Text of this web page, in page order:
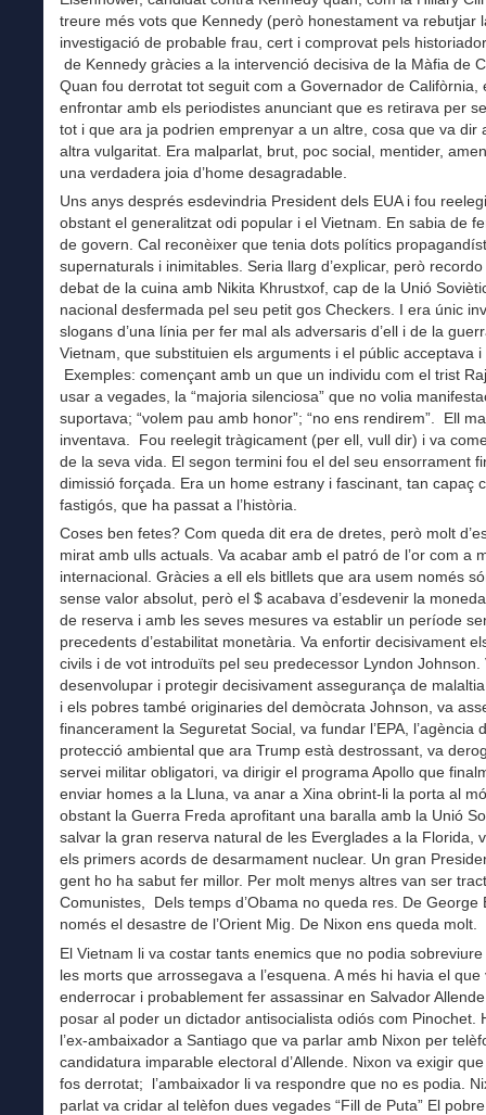
treure més vots que Kennedy (però honestament va rebutjar
investigació de probable frau, cert i comprovat pels
de Kennedy gràcies a la intervenció decisiva de la Màfia de
Quan fou derrotat tot seguit com a Governador de Califòrnia,
enfrontar amb els periodistes anunciant que es retirava per
tot i que ara ja podrien emprenyar a un altre, cosa que va dir
altra vulgaritat. Era malparlat, brut, poc social, mentider,
una verdadera joia d’home desagradable.
Uns anys després esdevindria President dels EUA i fou
obstant el generalitzat odi popular i el Vietnam. En sabia de
de govern. Cal reconèixer que tenia dots polítics
supernaturals i inimitables. Seria llarg d’explicar, però
debat de la cuina amb Nikita Khrustxof, cap de la Unió
nacional desfermada pel seu petit gos Checkers. I era únic
slogans d’una línia per fer mal als adversaris d’ell i de la
Vietnam, que substituien els arguments i el públic acceptava i
Exemples: començant amb un que un individu com el trist
usar a vegades, la “majoria silenciosa” que no volia
suportava; “volem pau amb honor”; “no ens rendirem”. Ell
inventava. Fou reelegit tràgicament (per ell, vull dir) i va
de la seva vida. El segon termini fou el del seu ensorrament
dimissió forçada. Era un home estrany i fascinant, tan capaç
fastigós, que ha passat a l’història.
Coses ben fetes? Com queda dit era de dretes, però molt
mirat amb ulls actuals. Va acabar amb el patró de l’or com a
internacional. Gràcies a ell els bitllets que ara usem només
sense valor absolut, però el $ acabava d’esdevenir la
de reserva i amb les seves mesures va establir un període
precedents d’estabilitat monetària. Va enfortir decisivament
civils i de vot introduïts pel seu predecessor Lyndon Johnson.
desenvolupar i protegir decisivament assegurança de
i els pobres també originaries del demòcrata Johnson, va
financerament la Seguretat Social, va fundar l’EPA, l’agència
protecció ambiental que ara Trump està destrossant, va
servei militar obligatori, va dirigir el programa Apollo que
enviar homes a la Lluna, va anar a Xina obrint-li la porta al
obstant la Guerra Freda aprofitant una baralla amb la Unió
salvar la gran reserva natural de les Everglades a la Florida,
els primers acords de desarmament nuclear. Un gran
gent ho ha sabut fer millor. Per molt menys altres van ser
Comunistes, Dels temps d’Obama no queda res. De George
només el desastre de l’Orient Mig. De Nixon ens queda molt.
El Vietnam li va costar tants enemics que no podia sobreviure
les morts que arrossegava a l’esquena. A més hi havia el
enderrocar i probablement fer assassinar en Salvador
posar al poder un dictador antisocialista odiós com Pinochet.
l’ex-ambaixador a Santiago que va parlar amb Nixon per
candidatura imparable electoral d’Allende. Nixon va exigir
fos derrotat; l’ambaixador li va respondre que no es podia.
parlat va cridar al telèfon dues vegades “Fill de Puta” El pobre